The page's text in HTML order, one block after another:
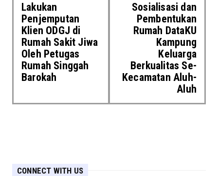
Lakukan
Penjemputan
Klien ODGJ di
Rumah Sakit Jiwa
Oleh Petugas
Rumah Singgah
Barokah
Sosialisasi dan
Pembentukan
Rumah DataKU
Kampung
Keluarga
Berkualitas Se-
Kecamatan Aluh-
Aluh
CONNECT WITH US